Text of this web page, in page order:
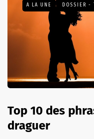
A LA UNE DOSSIER -
Top 10 des
draguer